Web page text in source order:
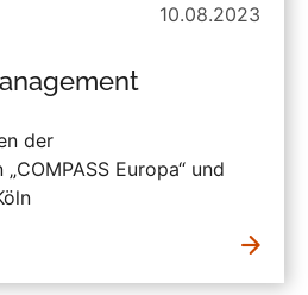
10.08.2023
der
Europa“ und